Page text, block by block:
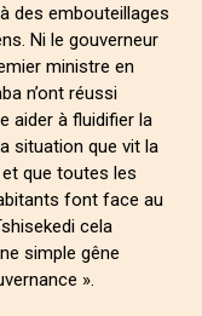
des embouteillages
Ni le gouverneur
ministre en
n’ont réussi
aider à fluidifier la
situation que vit la
et que toutes les
font face au
cela
simple gêne
».